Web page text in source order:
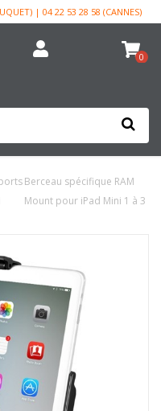
| 04 22 53 28 58 (CANNES)
0
Berceau spécifique RAM
Mount pour iPad Mini 1 à 3